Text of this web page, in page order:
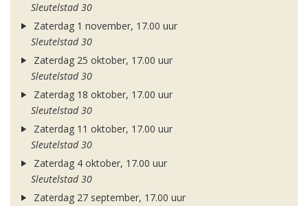
Sleutelstad 30
Zaterdag 1 november, 17.00 uur
Sleutelstad 30
Zaterdag 25 oktober, 17.00 uur
Sleutelstad 30
Zaterdag 18 oktober, 17.00 uur
Sleutelstad 30
Zaterdag 11 oktober, 17.00 uur
Sleutelstad 30
Zaterdag 4 oktober, 17.00 uur
Sleutelstad 30
Zaterdag 27 september, 17.00 uur